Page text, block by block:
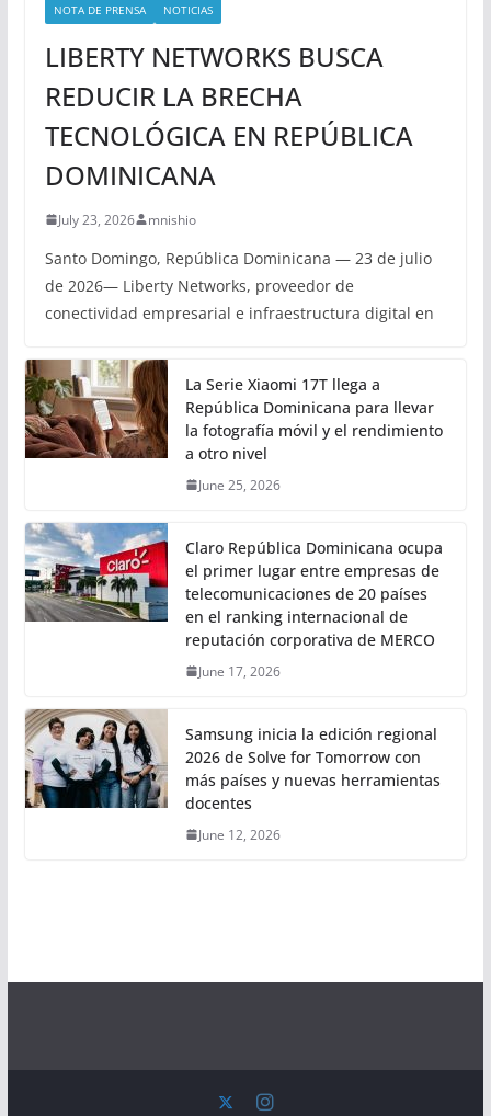
NOTA DE PRENSA NOTICIAS
LIBERTY NETWORKS BUSCA
REDUCIR LA BRECHA
TECNOLÓGICA EN REPÚBLICA
DOMINICANA
July 23, 2026 mnishio
Santo Domingo, República Dominicana — 23 de julio
de 2026— Liberty Networks, proveedor de
conectividad empresarial e infraestructura digital en
La Serie Xiaomi 17T llega a
República Dominicana para llevar
la fotografía móvil y el rendimiento
a otro nivel
June 25, 2026
Claro República Dominicana ocupa
el primer lugar entre empresas de
telecomunicaciones de 20 países
en el ranking internacional de
reputación corporativa de MERCO
June 17, 2026
Samsung inicia la edición regional
2026 de Solve for Tomorrow con
más países y nuevas herramientas
docentes
June 12, 2026